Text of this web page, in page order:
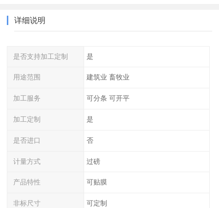
详细说明
是否支持加工定制 是
用途范围 建筑业 畜牧业
加工服务 可分条 可开平
加工定制 是
是否进口 否
计量方式 过磅
产品特性 可贴膜
非标尺寸 可定制